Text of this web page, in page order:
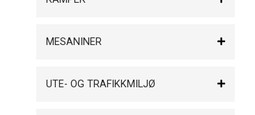
MESANINER
UTE- OG TRAFIKKMILJØ